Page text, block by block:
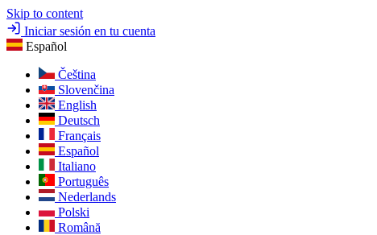
Skip to content
Iniciar sesión en tu cuenta
Español
Čeština
Slovenčina
English
Deutsch
Français
Español
Italiano
Português
Nederlands
Polski
Română